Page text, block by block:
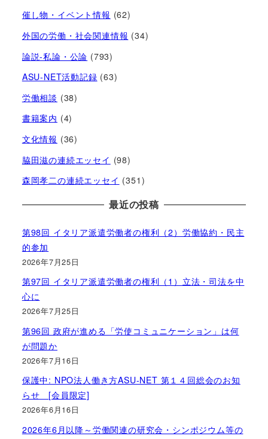
催し物・イベント情報 (62)
外国の労働・社会関連情報 (34)
論説-私論・公論 (793)
ASU-NET活動記録 (63)
労働相談 (38)
書籍案内 (4)
文化情報 (36)
脇田滋の連続エッセイ (98)
森岡孝二の連続エッセイ (351)
最近の投稿
第98回 イタリア派遣労働者の権利（2）労働協約・民主
的参加
2026年7月25日
第97回 イタリア派遣労働者の権利（1）立法・司法を中
心に
2026年7月25日
第96回 政府が進める「労使コミュニケーション」は何
が問題か
2026年7月16日
保護中: NPO法人働き方ASU-NET 第１４回総会のお知
らせ [会員限定]
2026年6月16日
2026年6月以降～労働関連の研究会・シンポジウム等の